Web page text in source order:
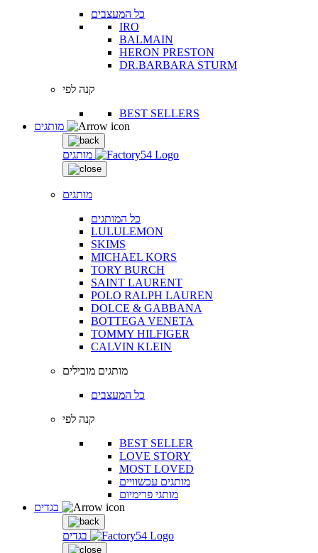
כל המעצבים
IRO
BALMAIN
HERON PRESTON
DR.BARBARA STURM
קנה לפי
BEST SELLERS
מותגים
מותגים
כל המותגים
LULULEMON
SKIMS
MICHAEL KORS
TORY BURCH
SAINT LAURENT
POLO RALPH LAUREN
DOLCE & GABBANA
BOTTEGA VENETA
TOMMY HILFIGER
CALVIN KLEIN
מותגים מובילים
כל המעצבים
קנה לפי
BEST SELLER
LOVE STORY
MOST LOVED
מותגים עכשוויים
מותגי פרימיום
בגדים